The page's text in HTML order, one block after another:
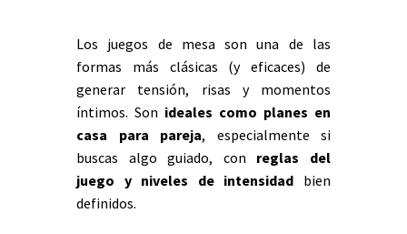
Los juegos de mesa son una de las
formas más clásicas (y eficaces) de
generar tensión, risas y momentos
íntimos. Son ideales como planes en
casa para pareja, especialmente si
buscas algo guiado, con reglas del
juego y niveles de intensidad bien
definidos.